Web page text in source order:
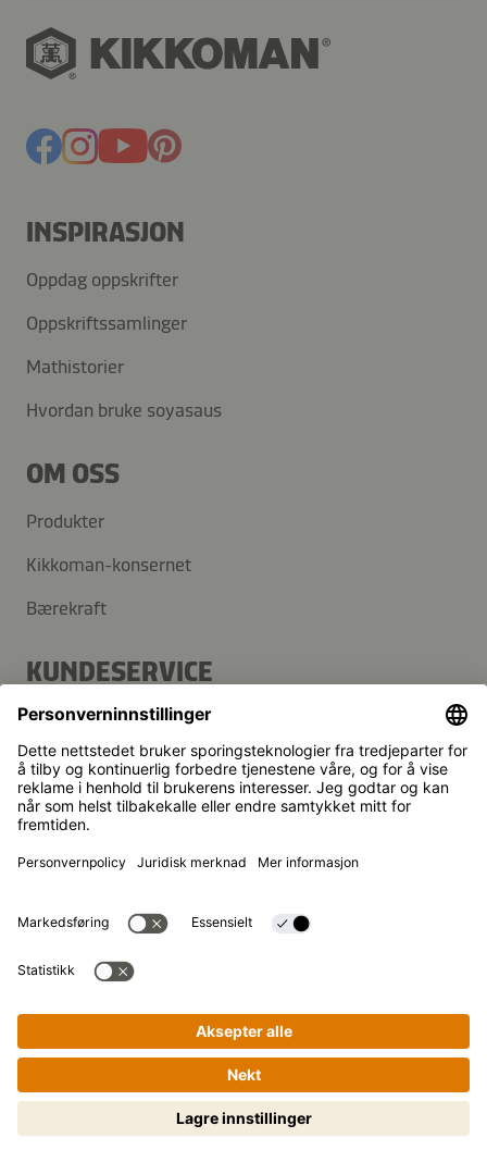
Matlaging gjort enkelt – steg for
steg! Trykk for å starte.
INSPIRASJON
Oppdag oppskrifter
Oppskriftssamlinger
Mathistorier
Hvordan bruke soyasaus
OM OSS
Produkter
Kikkoman-konsernet
Bærekraft
KUNDESERVICE
Vanlige spørsmål
Kontakt
Nyhetsbrev
© Kikkoman Trading Europe GmbH 2023 – 2026
Theodorstraße 180, 40472 Düsseldorf,
Commercial register no: HRB 35856 (at Düsseldorf District
Personverninnstillinger
Juridisk merknad
Personvernerklæring